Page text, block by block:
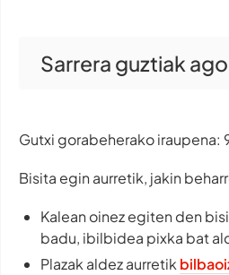
Sarrera guztiak
Gutxi gorabeherako iraupena:
Bisita egin aurretik, jakin
Kalean oinez egiten den
badu, ibilbidea pixka bat
Plazak aldez aurretik